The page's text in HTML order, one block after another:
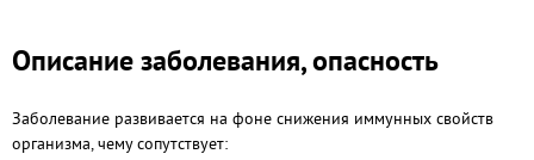
Описание заболевания, опасность
Заболевание развивается на фоне снижения иммунных свойств
организма, чему сопутствует: